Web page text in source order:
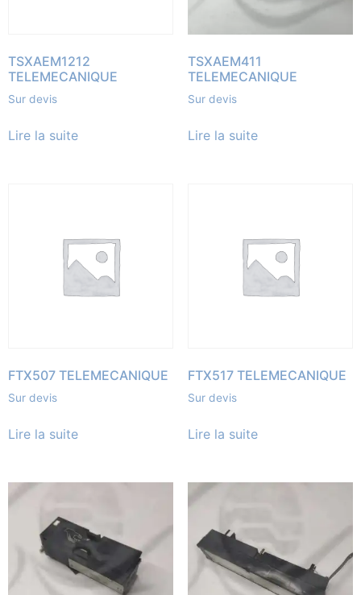
TSXAEM1212
TELEMECANIQUE
Sur devis
Lire la suite
TSXAEM411
TELEMECANIQUE
Sur devis
Lire la suite
FTX507 TELEMECANIQUE
Sur devis
Lire la suite
FTX517 TELEMECANIQUE
Sur devis
Lire la suite